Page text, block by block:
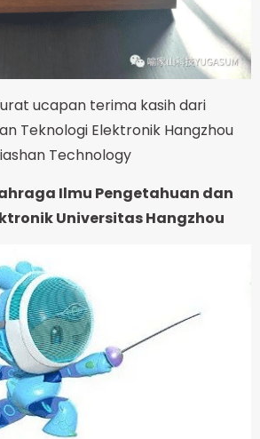
ucapan terima kasih dari
Teknologi Elektronik Hangzhou
Technology
Ilmu Pengetahuan dan
Universitas Hangzhou